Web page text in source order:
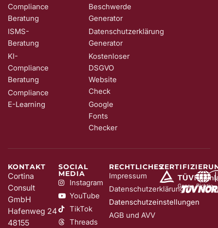
Compliance
Beratung
ISMS-
Beratung
KI-
Compliance
Beratung
Compliance
E-Learning
Beschwerde
Generator
Datenschutzerklärung
Generator
Kostenloser
DSGVO
Website
Check
Google
Fonts
Checker
KONTAKT
Cortina
Consult
GmbH
Hafenweg 24
48155
SOCIAL
MEDIA
Instagram
YouTube
TikTok
Threads
RECHTLICHES
Impressum
Datenschutzerklärung
Datenschutzeinstellungen
AGB und AVV